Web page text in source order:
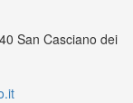
San Casciano dei